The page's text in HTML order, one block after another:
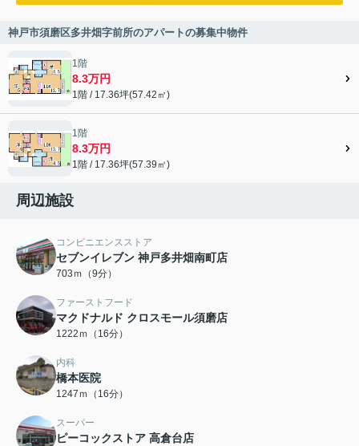
神戸市須磨区多井畑字前所のアパートの募集中物件
1階
8.3万円
1階 / 17.36坪(57.42㎡)
1階
8.3万円
1階 / 17.36坪(57.39㎡)
周辺施設
コンビニエンスストア
セブンイレブン 神戸多井畑南町店
703ｍ（9分）
ファーストフード
マクドナルド クロスモール須磨店
1222ｍ（16分）
内科
橋本医院
1247ｍ（16分）
スーパー
ピーコックストア 高倉台店